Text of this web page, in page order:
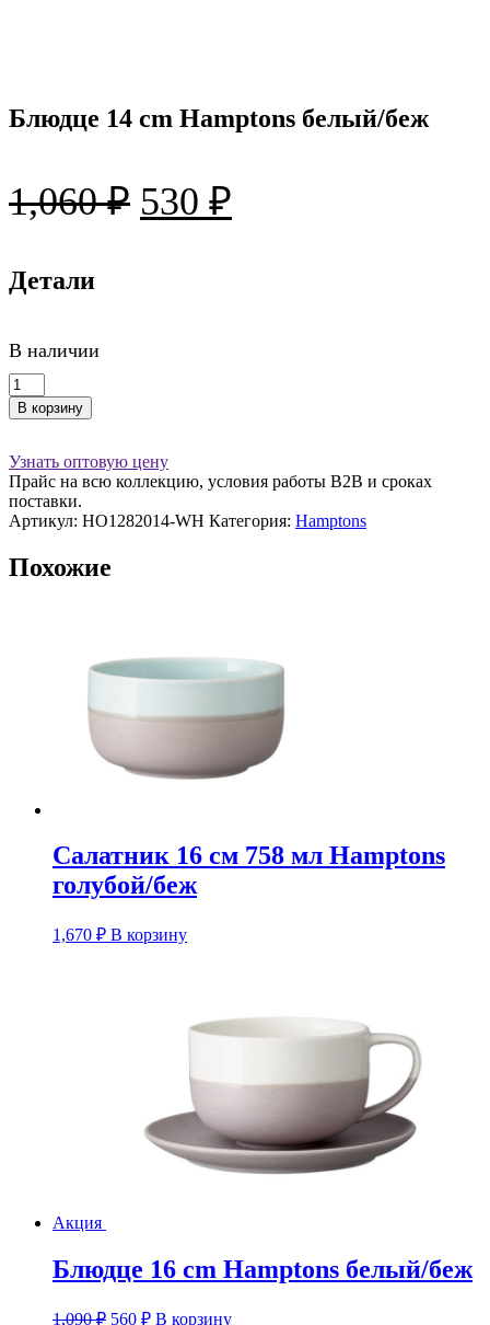
Блюдце 14 cm Hamptons белый/беж
1,060₽ Первоначальная
530 ₽
Детали
В наличии
Количество
товара
Блюдце
cm
Hamptons
белый/
беж
В корзину
Узнать оптовую цену
Прайс на всю коллекцию, условия работы В2В и сроках
поставки.
Артикул: HO1282014-WH Категория: Hamptons
Похожие
Салатник 16 см 758 мл Hamptons
голубой/беж
1,670 ₽ В корзину
Акция
Блюдце 16 cm Hamptons белый/беж
1,090₽ Первоначальная
560 ₽Текущая
В корзину